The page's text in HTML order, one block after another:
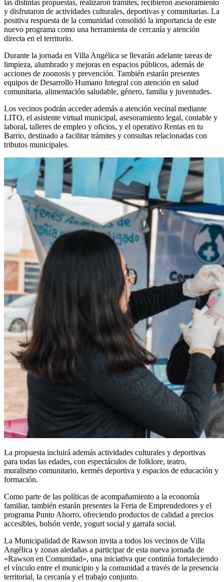
las distintas propuestas, realizaron trámites, recibieron asesoramiento
y disfrutaron de actividades culturales, deportivas y comunitarias. La
positiva respuesta de la comunidad consolidó la importancia de este
nuevo programa como una herramienta de cercanía y atención
directa en el territorio.
Durante la jornada en Villa Angélica se llevarán adelante tareas de
limpieza, alumbrado y mejoras en espacios públicos, además de
acciones de zoonosis y prevención. También estarán presentes
equipos de Desarrollo Humano Integral con atención en salud
comunitaria, alimentación saludable, género, familia y juventudes.
Los vecinos podrán acceder además a atención vecinal mediante
LITO, el asistente virtual municipal, asesoramiento legal, contable y
laboral, talleres de empleo y oficios, y el operativo Rentas en tu
Barrio, destinado a facilitar trámites y consultas relacionadas con
tributos municipales.
La propuesta incluirá además actividades culturales y deportivas
para todas las edades, con espectáculos de folklore, teatro,
muralismo comunitario, kermés deportiva y espacios de educación y
formación.
Como parte de las políticas de acompañamiento a la economía
familiar, también estarán presentes la Feria de Emprendedores y el
programa Punto Ahorro, ofreciendo productos de calidad a precios
accesibles, bolsón verde, yogurt social y garrafa social.
La Municipalidad de Rawson invita a todos los vecinos de Villa
Angélica y zonas aledañas a participar de esta nueva jornada de
«Rawson en Comunidad», una iniciativa que continúa fortaleciendo
el vínculo entre el municipio y la comunidad a través de la presencia
territorial, la cercanía y el trabajo conjunto.